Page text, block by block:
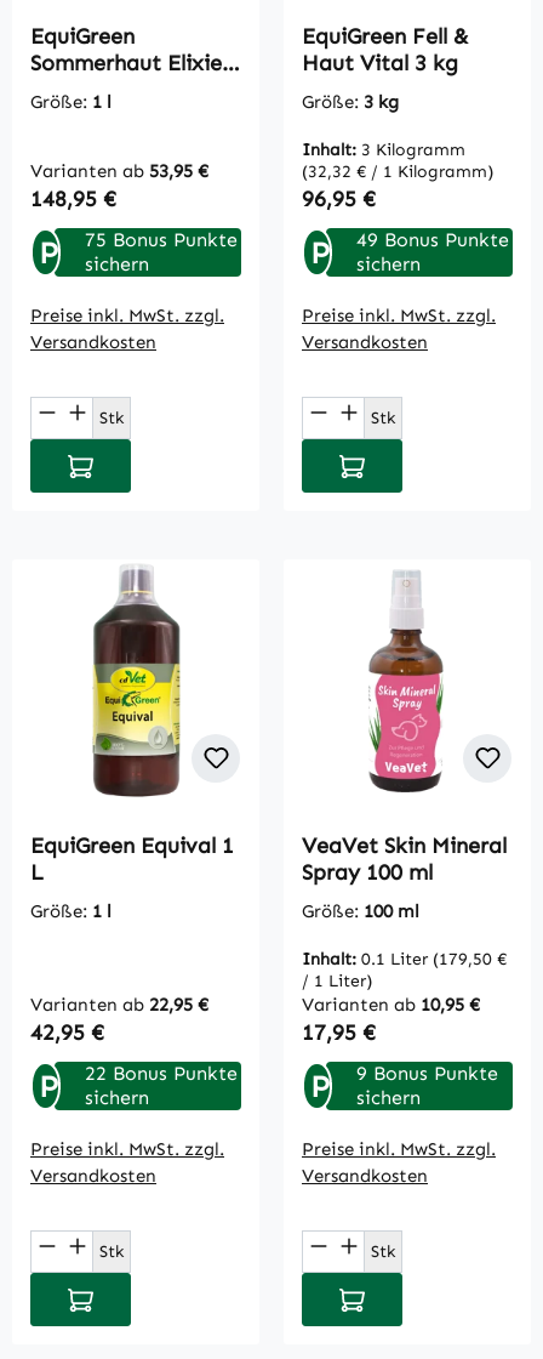
EquiGreen
Sommerhaut Elixier
1 L
Größe: 1 l
Varianten ab 53,95 €
Regulärer Preis:
148,95 €
P
75 Bonus Punkte
sichern
Preise inkl. MwSt. zzgl.
Versandkosten
Produkt Anzahl: Gib den gewünschten
Stk
In den Warenkorb
EquiGreen Fell &
Haut Vital 3 kg
Größe: 3 kg
Inhalt: 3 Kilogramm
(32,32 € / 1 Kilogramm)
Regulärer Preis:
96,95 €
P
49 Bonus Punkte
sichern
Preise inkl. MwSt. zzgl.
Versandkosten
Produkt Anzahl:
Stk
In den Warenkorb
EquiGreen Equival 1
L
Größe: 1 l
Varianten ab 22,95 €
Regulärer Preis:
42,95 €
P
22 Bonus Punkte
sichern
Preise inkl. MwSt. zzgl.
Versandkosten
Produkt Anzahl: Gib den gewünschten
Stk
In den Warenkorb
VeaVet Skin Mineral
Spray 100 ml
Größe: 100 ml
Inhalt: 0.1 Liter (179,50 €
/ 1 Liter)
Varianten ab 10,95 €
Regulärer Preis:
17,95 €
P
9 Bonus Punkte
sichern
Preise inkl. MwSt. zzgl.
Versandkosten
Produkt Anzahl:
Stk
In den Warenkorb